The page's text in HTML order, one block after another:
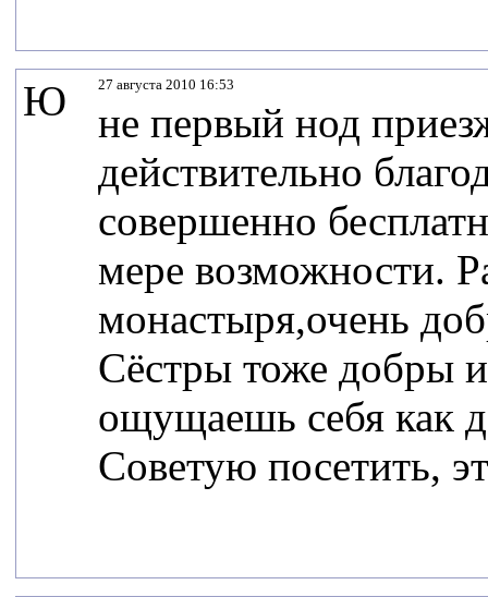
Ю 27 августа 2010 16:53
не первый нод
действительно
совершенно
мере возможности.
монастыря,очень
Сёстры тоже добры
ощущаешь себя как
Советую посетить,